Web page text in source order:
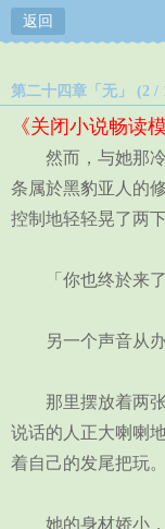
返回
第二十四章「无」 (2 /
《关闭小说畅读
然而，与她那冷
条属於黑豹亚人的
控制地轻轻晃了两下
「你也终於来了
另一个声音从办
那里摆放着两张
说话的人正大喇喇
着自己的发尾把玩。
她的身材娇小，